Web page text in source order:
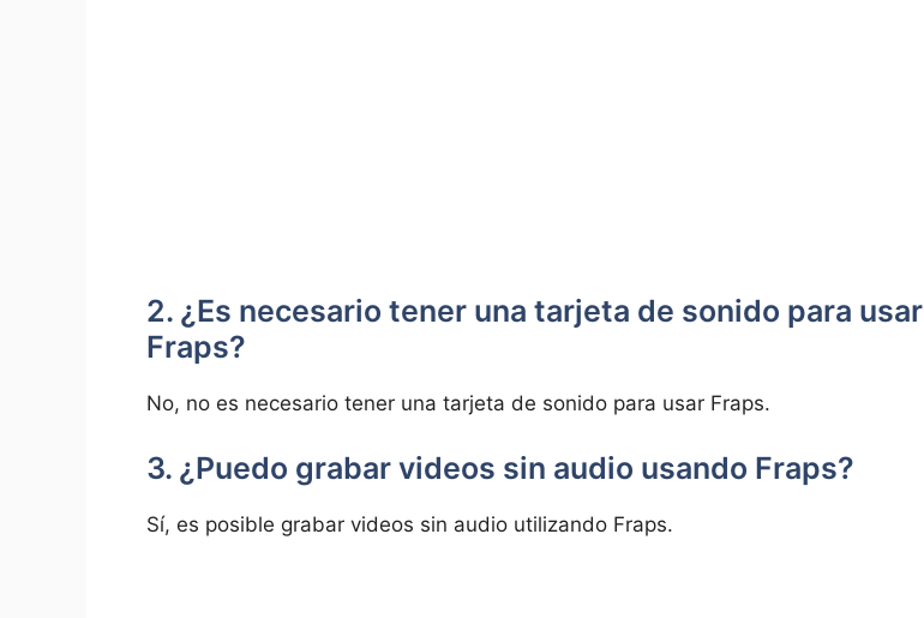
2. ¿Es necesario tener una tarjeta de sonido para ⁣usar
Fraps?
No, no es necesario tener una tarjeta de sonido para usar Fraps.
3. ¿Puedo⁢ grabar ​videos sin ​audio usando Fraps?
Sí, ⁢es posible grabar ⁣videos sin audio utilizando⁤ Fraps.